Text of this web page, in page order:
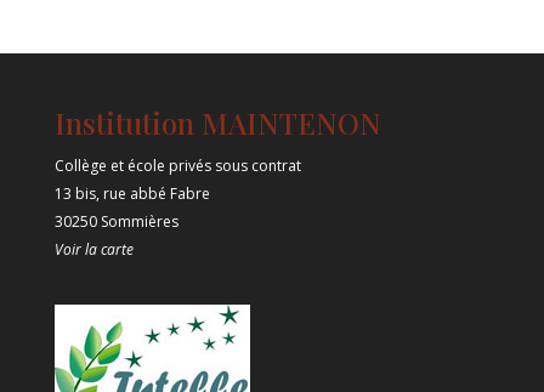
Institution MAINTENON
Collège et école privés sous contrat
13 bis, rue abbé Fabre
30250 Sommières
Voir la carte